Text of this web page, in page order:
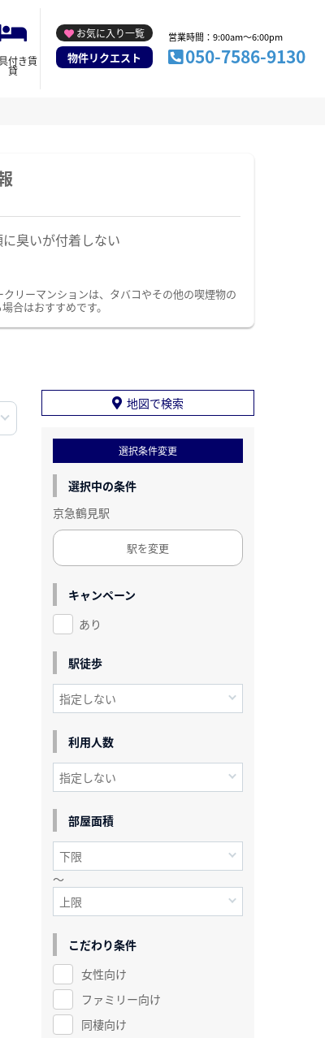
付き賃
貸
お気に入り一覧
物件リクエスト
営業時間：9:00am～6:00pm
050-7586-9130
臭いが付着しない
リーマンションは、タバコやその他の喫煙物の
合はおすすめです。
地図で検索
選択条件変更
選択中の条件
京急鶴見駅
駅を変更
キャンペーン
あり
駅徒歩
利用人数
部屋面積
～
こだわり条件
女性向け
ファミリー向け
同棲向け